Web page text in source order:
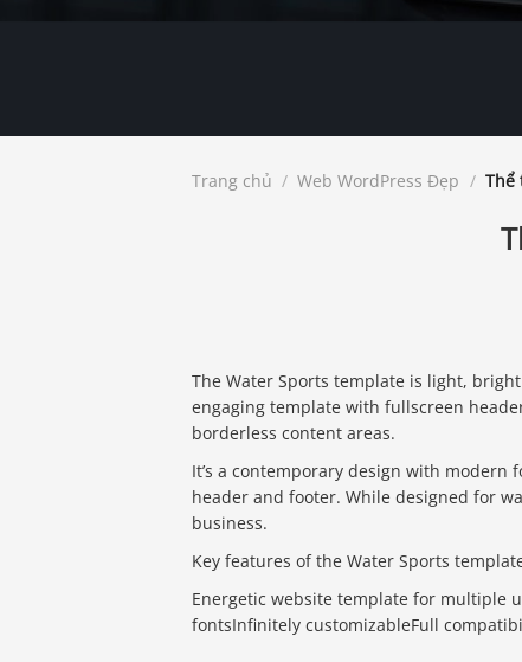
Trang chủ / Web WordPress Đẹp / Thể
The Water Sports template is light,
engaging template with fullscreen
borderless content areas.
It’s a contemporary design with
header and footer. While designed for
business.
Key features of the Water Sports
Energetic website template for multiple
fontsInfinitely customizableFull